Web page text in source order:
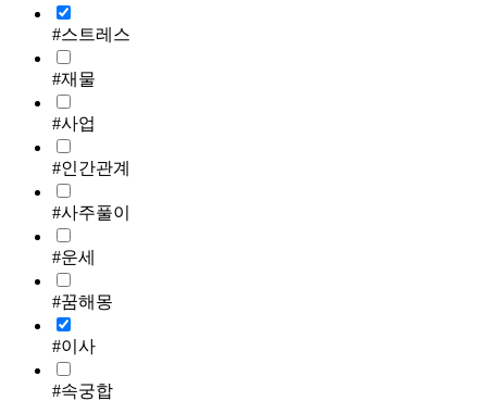
#스트레스
#재물
#사업
#인간관계
#사주풀이
#운세
#꿈해몽
#이사
#속궁합